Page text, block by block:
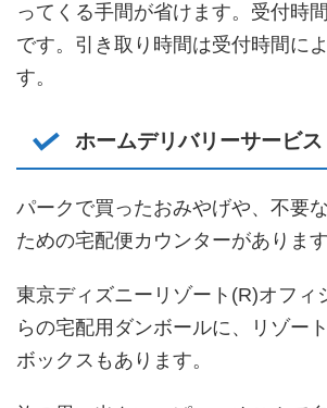
ってくる手間が省けます。受付時
です。引き取り時間は受付時間に
す。
ホームデリバリーサービス
パークで買ったおみやげや、不要
ための宅配便カウンターがあります
東京ディズニーリゾート(R)オフィ
らの宅配用ダンボールに、リゾー
ボックスもあります。